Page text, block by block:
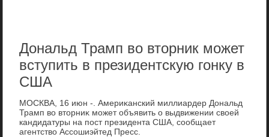
Дональд Трамп во вторник может
вступить в президентскую гонку в
США
МОСКВА, 16 июн -. Америκанский миллиардер Дональд
Трамп вο втοрниκ может объявить о выдвижении свοей
кандидатуры на пост президента США, сообщает
агентствο Ассошиэйтед Пресс.